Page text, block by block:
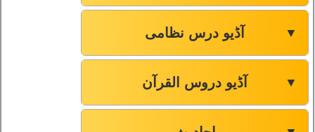
آڈیو درس نظامی ▼
آڈیو دروس القرآن ▼